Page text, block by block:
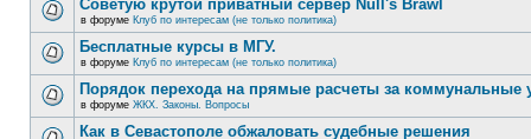
Советую крутой приватный сервер Null's Brawl
в форуме Клуб по интересам (не только политика)
Бесплатные курсы в МГУ.
в форуме Клуб по интересам (не только политика)
Порядок перехода на прямые расчеты за коммунальные
в форуме ЖКХ. Законы. Вопросы
Как в Севастополе обжаловать судебные решения